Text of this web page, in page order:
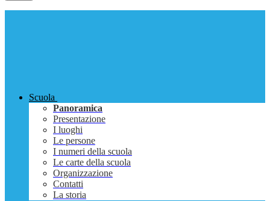
Scuola
Panoramica
Presentazione
I luoghi
Le persone
I numeri della scuola
Le carte della scuola
Organizzazione
Contatti
La storia